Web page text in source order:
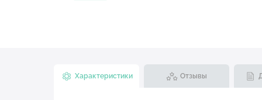
Характеристики Отзывы